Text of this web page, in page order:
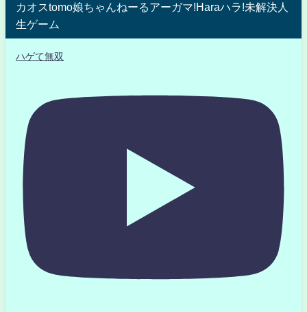
カオスtomo娘ちゃんねーるアーガマ!Haraハラ!未解決人
生ゲーム
ハゲて無双